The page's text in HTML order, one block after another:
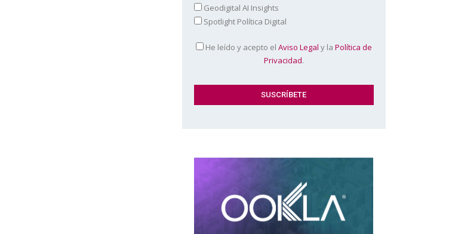
Geodigital AI Insights
Spotlight Política Digital
He leído y acepto el Aviso Legal y la Política de
Privacidad.